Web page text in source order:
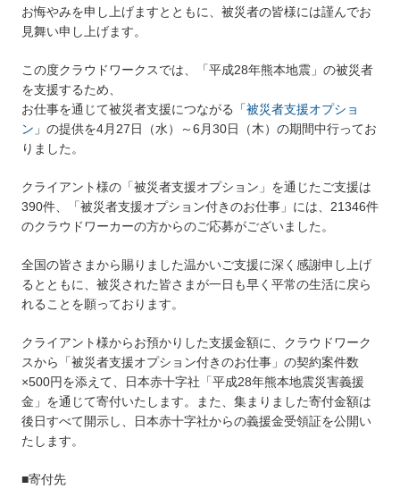
お悔やみを申し上げますとともに、被災者の皆様には謹んでお
見舞い申し上げます。
この度クラウドワークスでは、「平成28年熊本地震」の被災者
を支援するため、
お仕事を通じて被災者支援につながる「被災者支援オプショ
ン 」の提供を4月27日（水）～6月30日（木）の期間中行ってお
りました。
クライアント様の「被災者支援オプション」を通じたご支援は
390件、「被災者支援オプション付きのお仕事」には、21346件
のクラウドワーカーの方からのご応募がございました。
全国の皆さまから賜りました温かいご支援に深く感謝申し上げ
るとともに、被災された皆さまが一日も早く平常の生活に戻ら
れることを願っております。
クライアント様からお預かりした支援金額に、クラウドワーク
スから「被災者支援オプション付きのお仕事」の契約案件数
×500円を添えて、日本赤十字社「平成28年熊本地震災害義援
金」を通じて寄付いたします。また、集まりました寄付金額は
後日すべて開示し、日本赤十字社からの義援金受領証を公開い
たします。
■寄付先